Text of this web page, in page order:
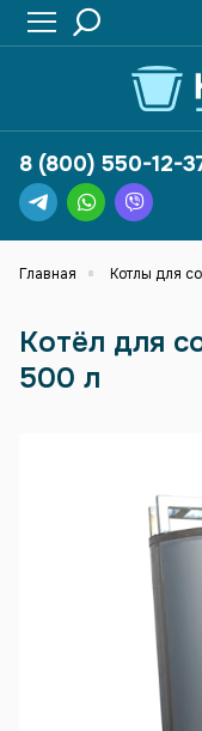
8 (800) 550-12-
Главная Котлы для
Котёл для
500 л